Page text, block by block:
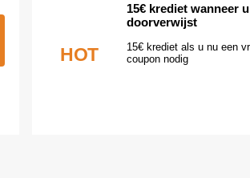
HOT
15€ krediet wanneer
doorverwijst
15€ krediet als u nu een
coupon nodig